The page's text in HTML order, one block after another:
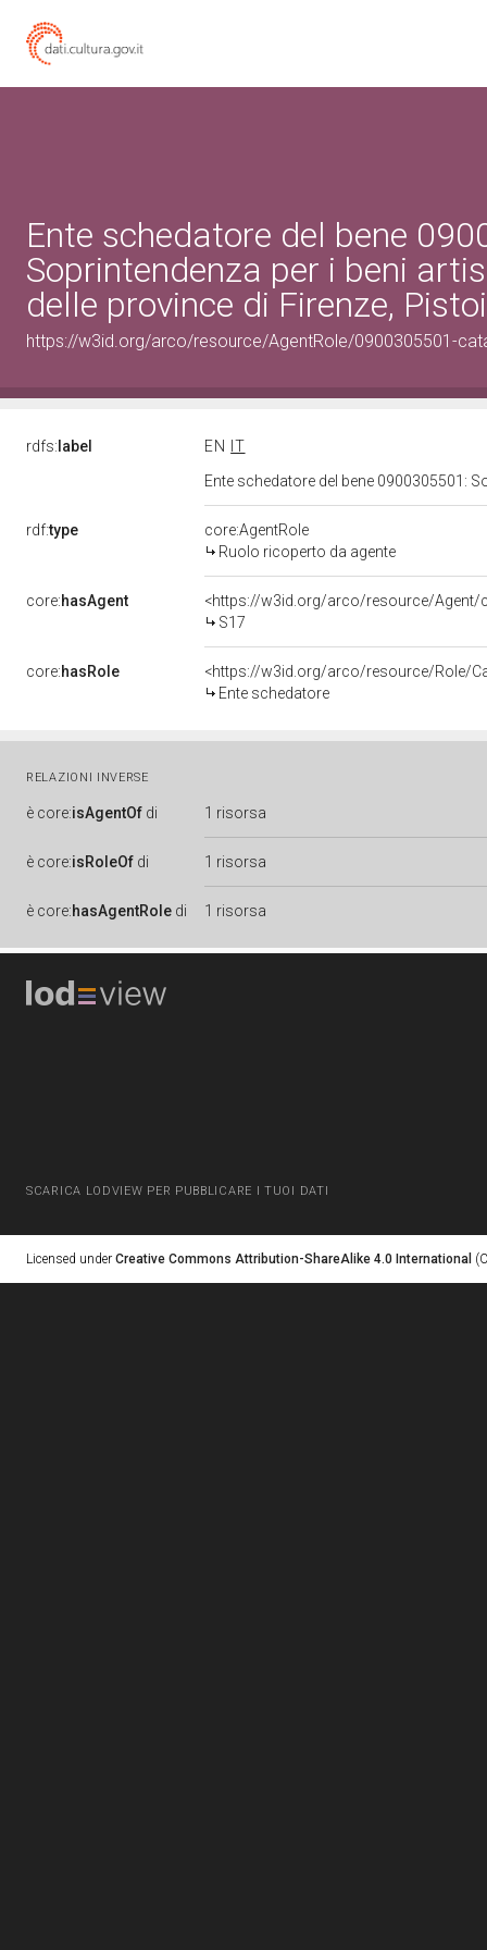
Ente schedatore del bene
Soprintendenza per i beni
delle province di Firenze,
https://w3id.org/arco/resource/AgentRole/0900305501-
rdfs: label EN
IT
Ente schedatore del bene 0900305501:
rdf:type
core:AgentRole
Ruolo ricoperto da agente
core:hasAgent
<https://w3id.org/arco/resource/Agent/
S17
core:hasRole
<https://w3id.org/arco/resource/Role/
Ente schedatore
RELAZIONI INVERSE
è core:isAgentOf di 1 risorsa
è core:isRoleOf di 1 risorsa
è core:hasAgentRole di 1 risorsa
SCARICA LODVIEW PER PUBBLICARE I TUOI DATI
Licensed under Creative Commons Attribution-ShareAlike 4.0 International